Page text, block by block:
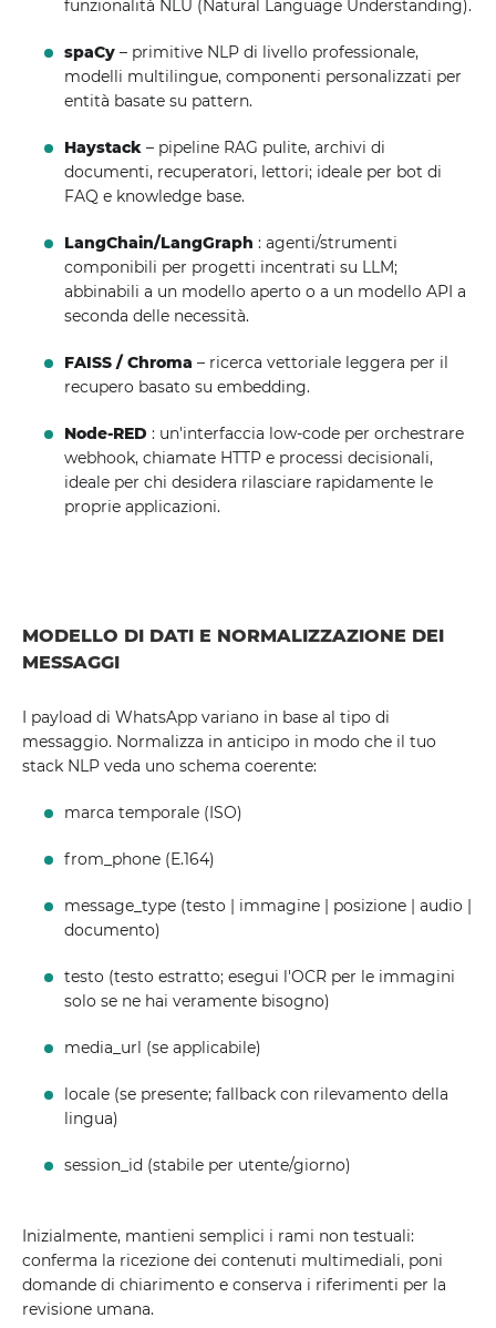
funzionalità NLU (Natural Language Understanding).
spaCy – primitive NLP di livello professionale,
modelli multilingue, componenti personalizzati per
entità basate su pattern.
Haystack – pipeline RAG pulite, archivi di
documenti, recuperatori, lettori; ideale per bot di
FAQ e knowledge base.
LangChain/LangGraph : agenti/strumenti
componibili per progetti incentrati su LLM;
abbinabili a un modello aperto o a un modello API a
seconda delle necessità.
FAISS / Chroma – ricerca vettoriale leggera per il
recupero basato su embedding.
Node-RED : un'interfaccia low-code per orchestrare
webhook, chiamate HTTP e processi decisionali,
ideale per chi desidera rilasciare rapidamente le
proprie applicazioni.
MODELLO DI DATI E NORMALIZZAZIONE DEI
MESSAGGI
I payload di WhatsApp variano in base al tipo di
messaggio. Normalizza in anticipo in modo che il tuo
stack NLP veda uno schema coerente:
marca temporale (ISO)
from_phone (E.164)
message_type (testo | immagine | posizione | audio |
documento)
testo (testo estratto; esegui l'OCR per le immagini
solo se ne hai veramente bisogno)
media_url (se applicabile)
locale (se presente; fallback con rilevamento della
lingua)
session_id (stabile per utente/giorno)
Inizialmente, mantieni semplici i rami non testuali:
conferma la ricezione dei contenuti multimediali, poni
domande di chiarimento e conserva i riferimenti per la
revisione umana.